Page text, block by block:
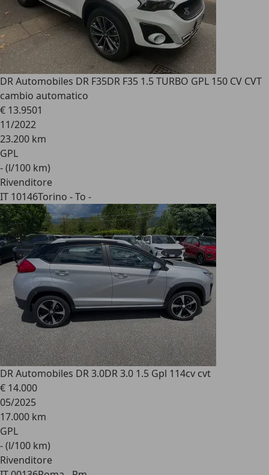
DR Automobiles DR F35DR F35 1.5 TURBO GPL 150 CV CVT
cambio automatico
€ 13.9501
11/2022
23.200 km
GPL
- (l/100 km)
Rivenditore
IT 10146Torino - To -
DR Automobiles DR 3.0DR 3.0 1.5 Gpl 114cv cvt
€ 14.000
05/2025
17.000 km
GPL
- (l/100 km)
Rivenditore